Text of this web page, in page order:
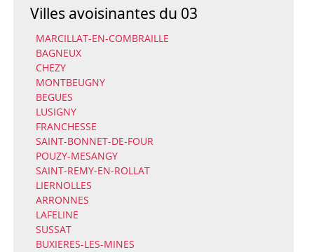
Villes avoisinantes du 03
MARCILLAT-EN-COMBRAILLE
BAGNEUX
CHEZY
MONTBEUGNY
BEGUES
LUSIGNY
FRANCHESSE
SAINT-BONNET-DE-FOUR
POUZY-MESANGY
SAINT-REMY-EN-ROLLAT
LIERNOLLES
ARRONNES
LAFELINE
SUSSAT
BUXIERES-LES-MINES